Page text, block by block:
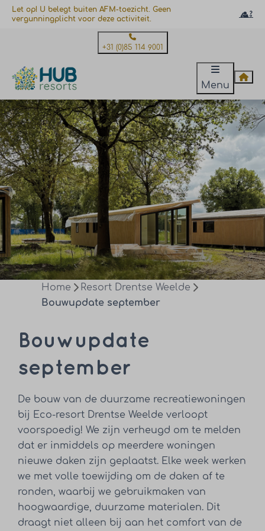
Let op! U belegt buiten AFM-toezicht. Geen
vergunningplicht voor deze activiteit.
+31 (0)85 114 9001
Menu
Home
Resort Drentse Weelde
Bouwupdate september
Bouwupdate
september
De bouw van de duurzame recreatiewoningen
bij Eco-resort Drentse Weelde verloopt
voorspoedig! We zijn verheugd om te melden
dat er inmiddels op meerdere woningen
nieuwe daken zijn geplaatst. Elke week werken
we met volle toewijding om de daken af te
ronden, waarbij we gebruikmaken van
hoogwaardige, duurzame materialen. Dit
draagt niet alleen bij aan het comfort van de